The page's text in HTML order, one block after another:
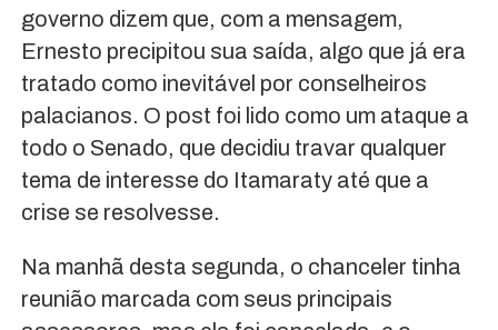
governo dizem que, com a mensagem,
Ernesto precipitou sua saída, algo que já era
tratado como inevitável por conselheiros
palacianos. O post foi lido como um ataque a
todo o Senado, que decidiu travar qualquer
tema de interesse do Itamaraty até que a
crise se resolvesse.
Na manhã desta segunda, o chanceler tinha
reunião marcada com seus principais